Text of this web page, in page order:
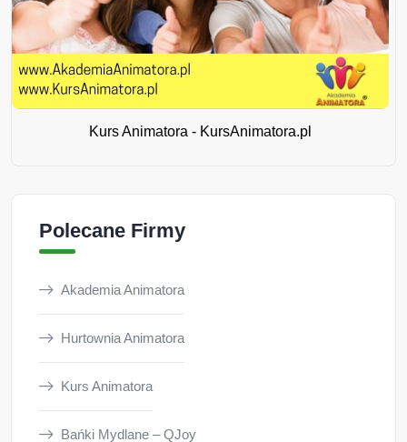
Kurs Animatora - KursAnimatora.pl
Polecane Firmy
Akademia Animatora
Hurtownia Animatora
Kurs Animatora
Bańki Mydlane – QJoy